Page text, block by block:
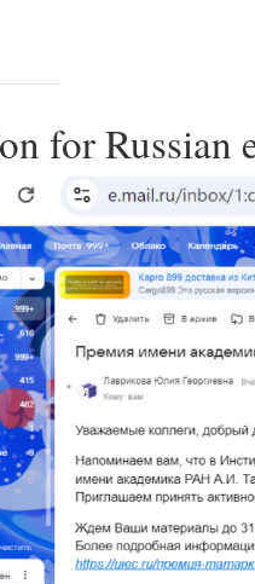
for Russian